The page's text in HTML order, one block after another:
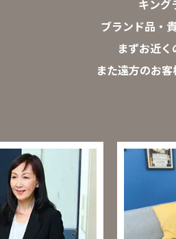
キング
ブランド品・
まずお近く
また遠方のお